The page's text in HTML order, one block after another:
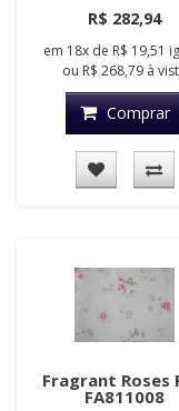
R$ 282,94
em 18x de R$ 19,51
ou R$ 268,79 à
Comprar
Fragrant Roses
FA811008